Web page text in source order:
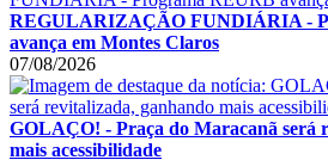
REGULARIZAÇÃO FUNDIÁRIA -
avança em Montes Claros
07/08/2026
GOLAÇO! - Praça do Maracanã será
mais acessibilidade